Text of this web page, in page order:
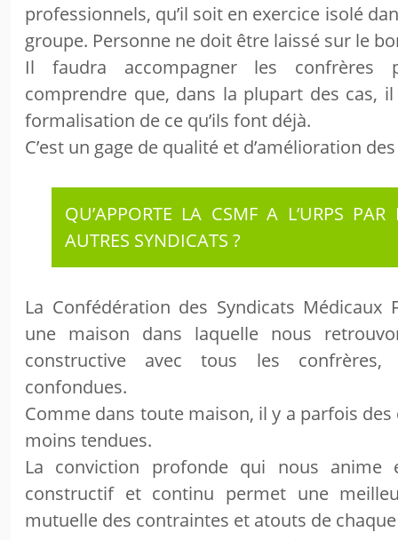
professionnels, qu’il soit en exercice isolé
groupe. Personne ne doit être laissé sur le
Il faudra accompagner les
comprendre que, dans la plupart des cas, il
formalisation de ce qu’ils font déjà.
C’est un gage de qualité et d’amélioration
QU’APPORTE LA CSMF A L’URPS PAR
AUTRES SYNDICATS ?
La Confédération des Syndicats Médicaux
une maison dans laquelle nous
constructive avec tous les confrères,
confondues.
Comme dans toute maison, il y a parfois
moins tendues.
La conviction profonde qui nous anime
constructif et continu permet une
mutuelle des contraintes et atouts de